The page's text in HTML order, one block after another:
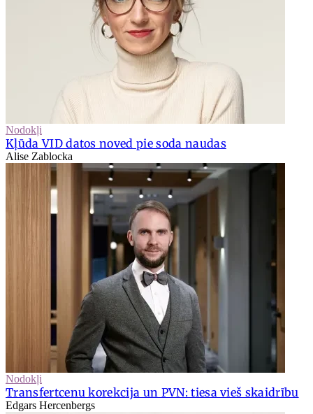
Nodokļi
Kļūda VID datos noved pie soda naudas
Alise Zablocka
Nodokļi
Transfertcenu korekcija un PVN: tiesa vieš skaidrību
Edgars Hercenbergs